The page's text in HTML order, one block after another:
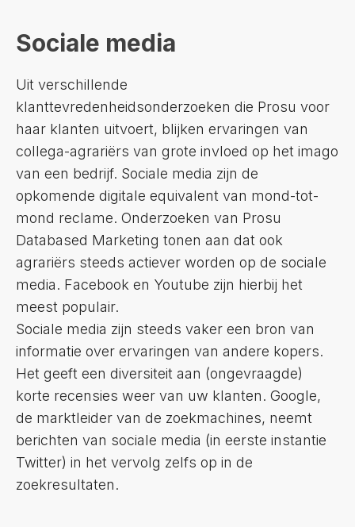
Sociale media
Uit verschillende
klanttevredenheidsonderzoeken die Prosu voor
haar klanten uitvoert, blijken ervaringen van
collega-agrariërs van grote invloed op het imago
van een bedrijf. Sociale media zijn de
opkomende digitale equivalent van mond-tot-
mond reclame. Onderzoeken van Prosu
Databased Marketing tonen aan dat ook
agrariërs steeds actiever worden op de sociale
media. Facebook en Youtube zijn hierbij het
meest populair.
Sociale media zijn steeds vaker een bron van
informatie over ervaringen van andere kopers.
Het geeft een diversiteit aan (ongevraagde)
korte recensies weer van uw klanten. Google,
de marktleider van de zoekmachines, neemt
berichten van sociale media (in eerste instantie
Twitter) in het vervolg zelfs op in de
zoekresultaten.